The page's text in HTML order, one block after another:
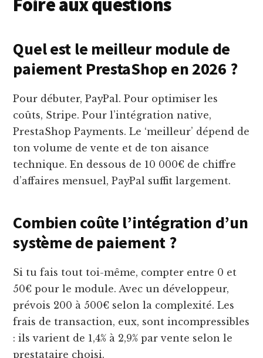
Foire aux questions
Quel est le meilleur module de
paiement PrestaShop en 2026 ?
Pour débuter, PayPal. Pour optimiser les
coûts, Stripe. Pour l’intégration native,
PrestaShop Payments. Le ‘meilleur’ dépend de
ton volume de vente et de ton aisance
technique. En dessous de 10 000€ de chiffre
d’affaires mensuel, PayPal suffit largement.
Combien coûte l’intégration d’un
système de paiement ?
Si tu fais tout toi-même, compter entre 0 et
50€ pour le module. Avec un développeur,
prévois 200 à 500€ selon la complexité. Les
frais de transaction, eux, sont incompressibles
: ils varient de 1,4% à 2,9% par vente selon le
prestataire choisi.